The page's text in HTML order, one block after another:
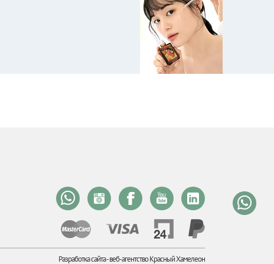
Разработка сайта -веб-агентство Красный Хамелеон